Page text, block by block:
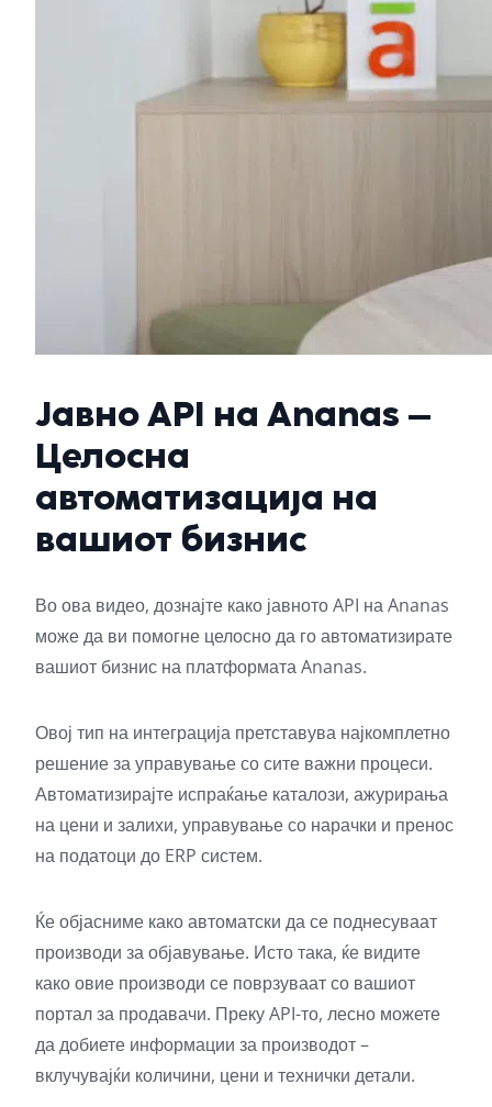
Јавно API на Ananas –
Целосна
автоматизација на
вашиот бизнис
Во ова видео, дознајте како јавното API на Ananas
може да ви помогне целосно да го автоматизирате
вашиот бизнис на платформата Ananas.
Овој тип на интеграција претставува најкомплетно
решение за управување со сите важни процеси.
Автоматизирајте испраќање каталози, ажурирања
на цени и залихи, управување со нарачки и пренос
на податоци до ERP систем.
Ќе објасниме како автоматски да се поднесуваат
производи за објавување. Исто така, ќе видите
како овие производи се поврзуваат со вашиот
портал за продавачи. Преку API-то, лесно можете
да добиете информации за производот –
вклучувајќи количини, цени и технички детали.